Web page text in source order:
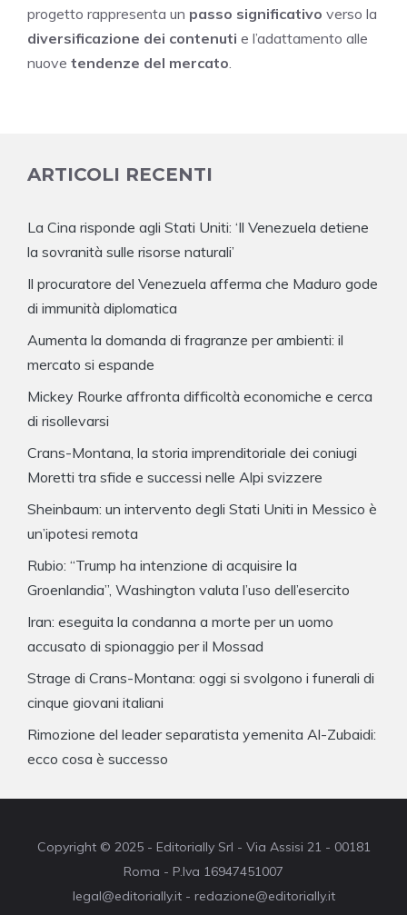
progetto rappresenta un passo significativo verso la
diversificazione dei contenuti e l’adattamento alle
nuove tendenze del mercato.
ARTICOLI RECENTI
La Cina risponde agli Stati Uniti: ‘Il Venezuela detiene
la sovranità sulle risorse naturali’
Il procuratore del Venezuela afferma che Maduro gode
di immunità diplomatica
Aumenta la domanda di fragranze per ambienti: il
mercato si espande
Mickey Rourke affronta difficoltà economiche e cerca
di risollevarsi
Crans-Montana, la storia imprenditoriale dei coniugi
Moretti tra sfide e successi nelle Alpi svizzere
Sheinbaum: un intervento degli Stati Uniti in Messico è
un’ipotesi remota
Rubio: “Trump ha intenzione di acquisire la
Groenlandia”, Washington valuta l’uso dell’esercito
Iran: eseguita la condanna a morte per un uomo
accusato di spionaggio per il Mossad
Strage di Crans-Montana: oggi si svolgono i funerali di
cinque giovani italiani
Rimozione del leader separatista yemenita Al-Zubaidi:
ecco cosa è successo
Copyright © 2025 - Editorially Srl - Via Assisi 21 - 00181
Roma - P.Iva 16947451007
legal@editorially.it - redazione@editorially.it